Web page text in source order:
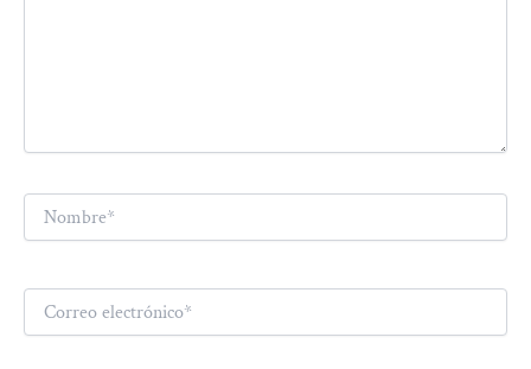
Nombre*
Correo
electrónico*